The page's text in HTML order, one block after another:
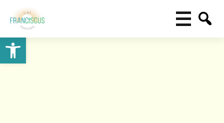
Toolbar openen